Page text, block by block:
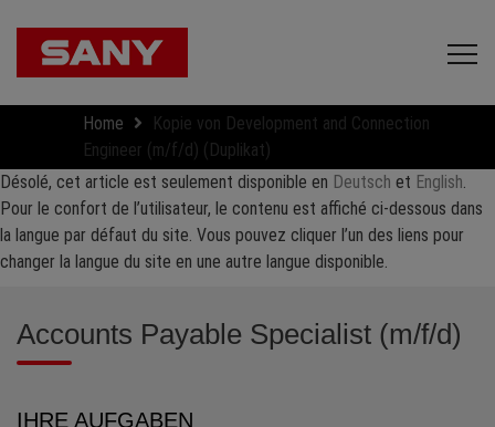
Home
Kopie von Development and Connection
Engineer (m/f/d) (Duplikat)
Désolé, cet article est seulement disponible en Deutsch et English.
Pour le confort de l’utilisateur, le contenu est affiché ci-dessous dans
la langue par défaut du site. Vous pouvez cliquer l’un des liens pour
changer la langue du site en une autre langue disponible.
Accounts Payable Specialist (m/f/d)
IHRE AUFGABEN